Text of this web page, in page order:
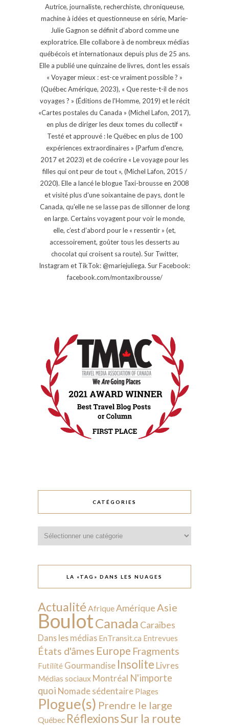
Autrice, journaliste, recherchiste, chroniqueuse,
machine à idées et questionneuse en série, Marie-
Julie Gagnon se définit d’abord comme une
exploratrice. Elle collabore à de nombreux médias
québécois et internationaux depuis plus de 25 ans.
Elle a publié une quinzaine de livres, dont les essais
« Voyager mieux : est-ce vraiment possible ? »
(Québec Amérique, 2023), « Que reste-t-il de nos
voyages ? » (Éditions de l'Homme, 2019) et le récit
«Cartes postales du Canada » (Michel Lafon, 2017),
en plus de diriger les deux tomes du collectif «
Testé et approuvé : le Québec en plus de 100
expériences extraordinaires » (Parfum d'encre,
2017 et 2023) et de coécrire « Le voyage pour les
filles qui ont peur de tout », (Michel Lafon, 2015 /
2020). Elle a lancé le blogue Taxi-brousse en 2008
et visité plus d'une soixantaine de pays, dont le
Canada, qu'elle ne se lasse pas de sillonner de long
en large. Certains voyagent pour voir le monde,
elle, c’est d’abord pour le « ressentir » (et,
accessoirement, goûter tous les desserts au
chocolat qui croisent sa route). Sur Twitter,
Instagram et TikTok: @mariejuliega. Sur Facebook:
facebook.com/montaxibrousse/
CATÉGORIES
LA «TAG» DANS LES NUAGES
Actualité AfriqueAmérique Asie
BoulotCanada Caraïbes
Dans les médias EnTransit.ca Entrevues
États d'âmes Europe Fragments
Futilité Gourmandise Insolite Livres
Médias sociaux Montréal N'importe
quoi Nomade sédentaire Plages
Plogue(s) Prendre le large
Québec RéflexionsSur la route